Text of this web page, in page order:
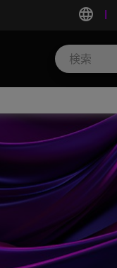
language